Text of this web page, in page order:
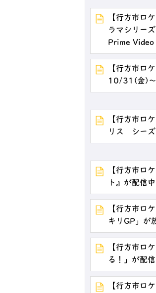
【行方市ロ
ラマシリー
Prime Video
【行方市ロ
10/31(金)～
【行方市ロ
リス シー
【行方市ロ
ト』が配信
【行方市ロ
キリGP」
【行方市ロ
る！」が配
【行方市ロ